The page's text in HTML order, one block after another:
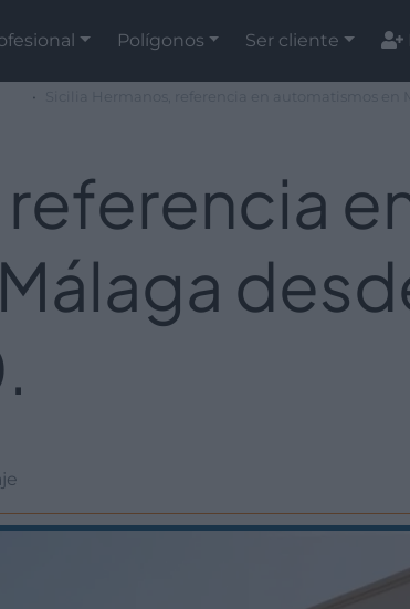
Polígonos Ser cliente